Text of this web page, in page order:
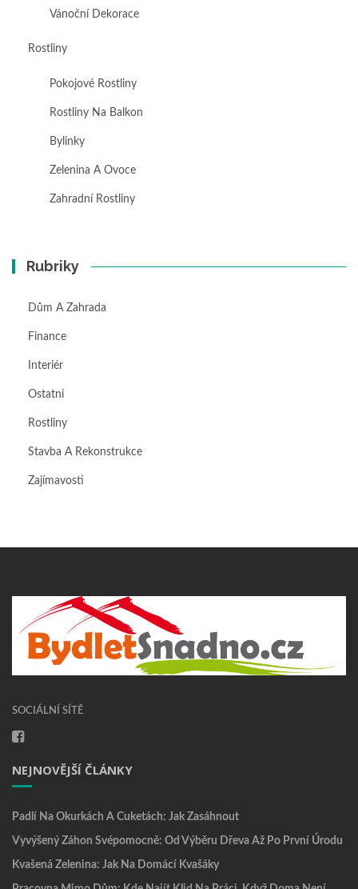
Vánoční Dekorace
Rostliny
Pokojové Rostliny
Rostliny Na Balkon
Bylinky
Zelenina A Ovoce
Zahradní Rostliny
Rubriky
Dům A Zahrada
Finance
Interiér
Ostatní
Rostliny
Stavba A Rekonstrukce
Zajímavosti
SOCIÁLNÍ SÍTĚ
NEJNOVĚJŠÍ ČLÁNKY
Padlí Na Okurkách A Cuketách: Jak Zasáhnout
Vyvýšený Záhon Svépomocně: Od Výběru Dřeva Až Po První Úrodu
Kvašená Zelenina: Jak Na Domácí Kvašáky